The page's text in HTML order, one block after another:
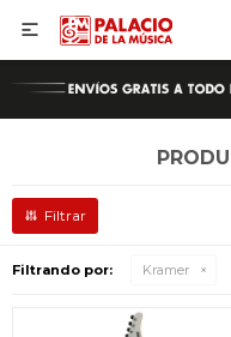

Filtrando por: Kramer